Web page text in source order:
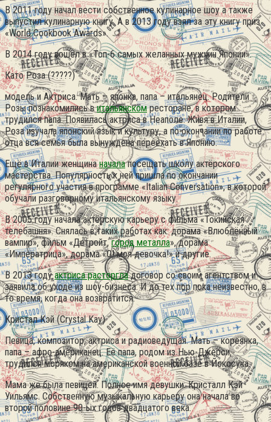
В 2011 году начал вести собственное кулинарное шоу а также
выпустил кулинарную книгу. А в 2013 году взял за эту книгу приз
«World Cookbook Awards».
В 2014 году вошёл в «Топ-6 самых желанных мужчин Японии».
Като Роза (?????)
модель и Актриса. Мать – японка, папа – итальянец. Родители
Розы познакомились витальянскомресторане, в котором
трудился папа. Появилась актриса в Неаполе. Живя в Италии,
Роза изучала японский язык и культуру, а по окончании по работе
отца вся семья была вынуждена переехать в Японию.
Ещё в Италии женщинаначалапосещать школу актёрского
мастерства. Популярность к ней пришла по окончании
регулярного участия в программе «Italian Conversation», в которой
обучали разговорному итальянскому языку.
В 2005 году начала актёрскую карьеру с фильма «Токийская
телебашня». Снялась в таких работах как: дорама «Влюблённый
вампир», фильм «Детройт,город металла», дорама
«Императрица», дорама «О! моя девочка!» и другие.
В 2013 годуактриса расторгладоговор со своим агентством и
заявила об уходе из шоу-бизнеса. И до тех пор пока неизвестно, в
то время, когда она возвратится.
Кристал Кэй (Crystal Kay)
Певица, композитор, актриса и радиоведущая. Мать – кореянка,
папа – афро-американец. Её папа, родом из Нью-Джерси,
трудился моряком на американской военной базе в Йокосука.
Мама же была певицей. Полное имя девушки: Кристалл Кэй
Уильямс. Собственную музыкальную карьеру она начала во
второй половине 90-ых годов двадцатого века.